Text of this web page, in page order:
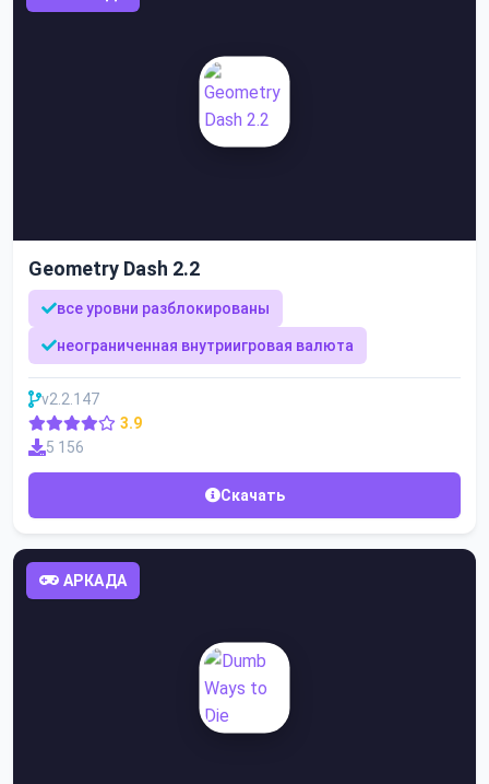
Geometry Dash 2.2
все уровни разблокированы
неограниченная внутриигровая валюта
v2.2.147
3.9
5 156
Скачать
АРКАДА